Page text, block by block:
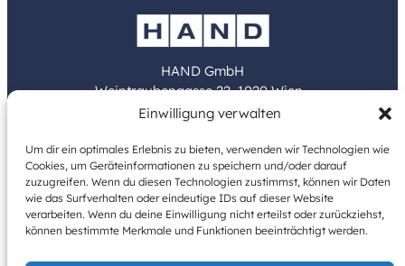
Einwilligung verwalten
Um dir ein optimales Erlebnis zu bieten, verwenden wir Technologien wie
Cookies, um Geräteinformationen zu speichern und/oder darauf
zuzugreifen. Wenn du diesen Technologien zustimmst, können wir Daten
wie das Surfverhalten oder eindeutige IDs auf dieser Website
verarbeiten. Wenn du deine Einwilligung nicht erteilst oder zurückziehst,
können bestimmte Merkmale und Funktionen beeinträchtigt werden.
HAND GmbH
Weintraubengasse 22, 1020 Wien
www.hand.at
Bauträger